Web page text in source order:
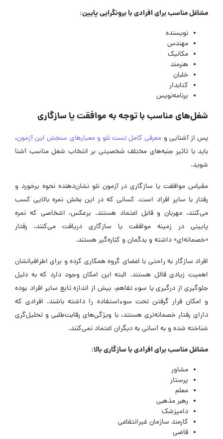
مشاغل مناسب برای افرادی با برونگرایی پایین:
نویسنده
مهندس
مکانیک
هنرمند
خلبان
کتابدار
برنامه‌نویس
شغل‌های مناسب با توجه به موافقت یا سازگاری
پس از آشنایی و معرفی کامل تست نئو و معیارهای سنجش این آزمون،
باید با تاثیر جنبه‌های مختلف شخصیتی بر انتخاب شغل مناسب آشنا
شوید.
مقیاس موافقت یا سازگاری در آزمون نئو نشان‌دهنده نحوه برخورد و
رفتار با سایر افراد است. کسانی که در این بخش نمره بالایی کسب
می‌کنند، مهربان و قابل اعتماد هستند. برعکس، اشخاصی که نمره
پایینی در زمینه موافقت یا سازگاری دریافت می‌کنند، رفتار
«خصمانه‌ای» داشته و بدگمان و کناره‌گیر هستند.
افراد سازگار به راحتی با اعضای گروه همکاری کرده و برای اطرافیانشان
اهمیت زیادی قائل هستند. البته این امکان وجود دارد که به دلیل
جلوگیری از درگیری یا سوء تفاهم، بیش از اندازه تابع سایر افراد بوده
و امکان قرار گرفتن تحت سوءاستفاده را داشته باشند. افرادی که
دارای رفتار خصمانه‌تری هستند، با ویژگی‌های رقابت‌طلبی و تحلیل‌گری
شناخته شده و به آسانی به دیگران اعتماد نمی‌کنند.
مشاغل مناسب برای افرادی با سازگاری بالا:
مشاور
پرستار
معلم
رهبر مذهبی
دامپزشک
کارمند سازمان غیرانتفاعی
قاضی